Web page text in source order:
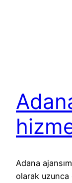
Adana
olarak uzunca